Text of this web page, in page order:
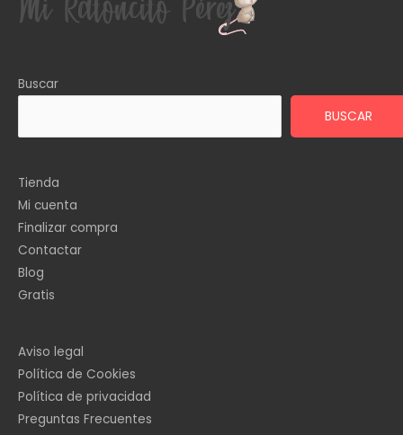
Buscar
BUSCAR
Tienda
Mi cuenta
Finalizar compra
Contactar
Blog
Gratis
Aviso legal
Política de Cookies
Política de privacidad
Preguntas Frecuentes